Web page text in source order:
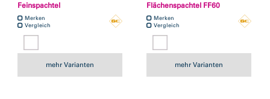
Feinspachtel
Merken
Vergleich
mehr Varianten
Flächenspachtel FF60
Merken
Vergleich
mehr Varianten